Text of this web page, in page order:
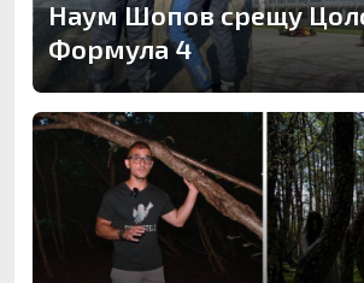
Наум Шопов срещу
Формула 4